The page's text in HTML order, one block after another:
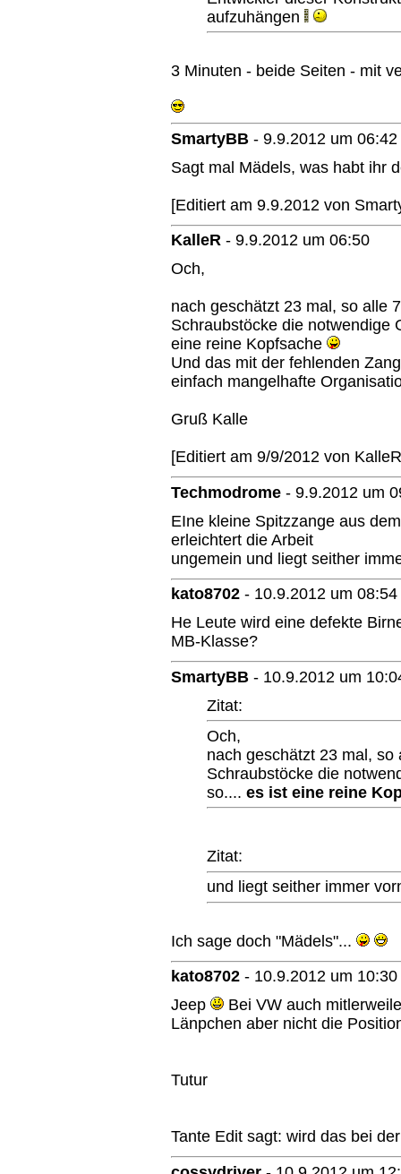
aufzuhängen
3 Minuten - beide Seiten - mit
SmartyBB - 9.9.2012 um 06:42
Sagt mal Mädels, was habt ihr
[Editiert am 9.9.2012 von
KalleR - 9.9.2012 um 06:50
Och,
nach geschätzt 23 mal, so alle
Schraubstöcke die notwendige
eine reine Kopfsache
Und das mit der fehlenden
einfach mangelhafte
Gruß Kalle
[Editiert am 9/9/2012 von
Techmodrome - 9.9.2012 um
EIne kleine Spitzzange aus
erleichtert die Arbeit
ungemein und liegt seither
kato8702 - 10.9.2012 um 08:54
He Leute wird eine defekte
MB-Klasse?
SmartyBB - 10.9.2012 um
Zitat:
Och,
nach geschätzt 23 mal,
Schraubstöcke die
so.... es ist eine reine
Zitat:
und liegt seither immer
Ich sage doch "Mädels"...
kato8702 - 10.9.2012 um 10:30
Jeep
Bei VW auch
Länpchen aber nicht die
Tutur
Tante Edit sagt: wird das bei